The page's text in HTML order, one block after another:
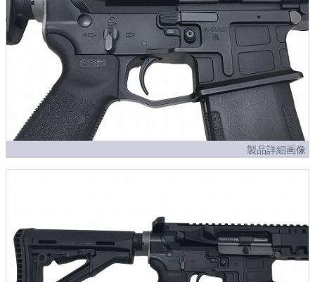
製品詳細画像